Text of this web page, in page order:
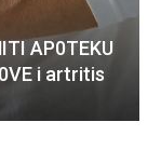
AP0TEKU
i artritis